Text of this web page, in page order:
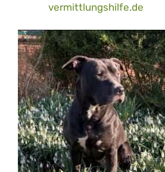
vermittlungshilfe.de